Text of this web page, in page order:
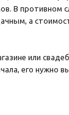
В противном
а
или
его нужно